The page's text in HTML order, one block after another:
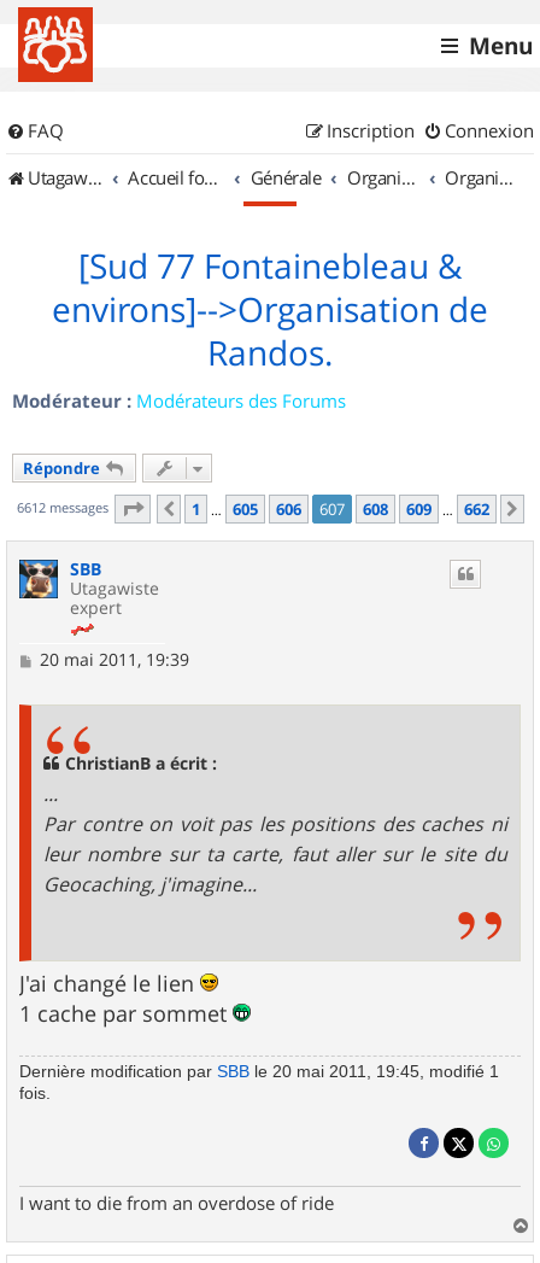
Menu
FAQ Connexion
Inscription
UtagawaVTT (Randos VTT et VTTAE avec traces GPS)
Accueil forum Générale Organisation de sorties & Recherche de partenaires Organisation de sorties en région Île de France
[Sud 77 Fontainebleau &
environs]-->Organisation de
Randos.
Modérateur : Modérateurs des Forums
Répondre
6612 messages Page 607 sur662
Précédent
1 … 605 606 607 608 609 … 662
SBB
Utagawiste
expert
M
20 mai 2011, 19:39
ChristianB a écrit :
...
Par contre on voit pas les positions des caches ni
leur nombre sur ta carte, faut aller sur le site du
Geocaching, j'imagine...
J'ai changé le lien
1 cache par sommet
Dernière modification par SBB le 20 mai 2011, 19:45, modifié 1
fois.
I want to die from an overdose of ride
a